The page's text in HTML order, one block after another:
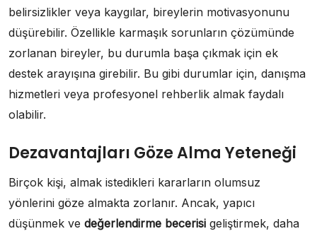
belirsizlikler veya kaygılar, bireylerin motivasyonunu
düşürebilir. Özellikle karmaşık sorunların çözümünde
zorlanan bireyler, bu durumla başa çıkmak için ek
destek arayışına girebilir. Bu gibi durumlar için, danışma
hizmetleri veya profesyonel rehberlik almak faydalı
olabilir.
Dezavantajları Göze Alma Yeteneği
Birçok kişi, almak istedikleri kararların olumsuz
yönlerini göze almakta zorlanır. Ancak, yapıcı
düşünmek ve değerlendirme becerisi geliştirmek, daha